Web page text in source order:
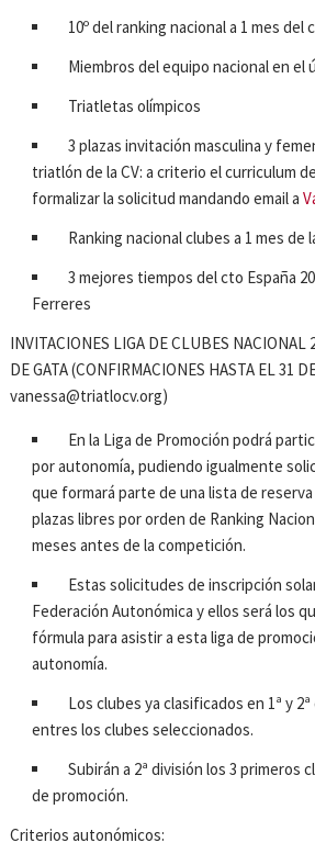
10º del ranking nacional a 1 mes del
Miembros del equipo nacional en el
Triatletas olímpicos
3 plazas invitación masculina y
triatlón de la CV: a criterio el curriculum
formalizar la solicitud mandando email a
Ranking nacional clubes a 1 mes de
3 mejores tiempos del cto España
Ferreres
INVITACIONES LIGA DE CLUBES NACIONAL
DE GATA (CONFIRMACIONES HASTA EL 31
vanessa@triatlocv.org)
En la Liga de Promoción podrá
por autonomía, pudiendo igualmente
que formará parte de una lista de
plazas libres por orden de Ranking
meses antes de la competición.
Estas solicitudes de inscripción
Federación Autonómica y ellos será los
fórmula para asistir a esta liga de
autonomía.
Los clubes ya clasificados en 1ª y
entres los clubes seleccionados.
Subirán a 2ª división los 3 primeros
de promoción.
Criterios autonómicos: